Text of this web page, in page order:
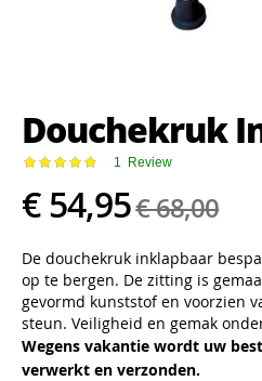
begin
van
de
gallerij
Douchekruk
Waardering: 1 Review
€ 54,95€ 68,00
De douchekruk inklapbaar
op te bergen. De zitting is
gevormd kunststof en voorzien
steun. Veiligheid en gemak
Wegens vakantie wordt uw
verwerkt en verzonden.